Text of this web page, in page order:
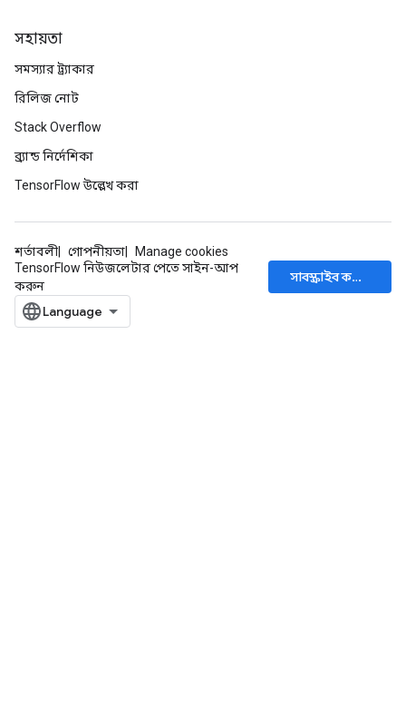
সহায়তা
সমস্যার ট্র্যাকার
রিলিজ নোট
Stack Overflow
ব্র্যান্ড নির্দেশিকা
TensorFlow উল্লেখ করা
শর্তাবলী গোপনীয়তা
Manage cookies
TensorFlow নিউজলেটার পেতে সাইন-আপ
করুন
সাবস্ক্রাইব করুন